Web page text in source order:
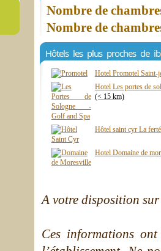
Nombre de
Nombre de
Hôtels les plus proches de
Hotel Promotel Saint-
Hotel Les portes de
(< 15 km)
Hôtel saint cyr La
Hotel Domaine de
A votre disposition
Ces informations